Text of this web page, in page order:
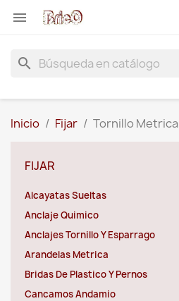

search
Inicio Fijar Tornillo Metrica
FIJAR
Alcayatas Sueltas
Anclaje Quimico
Anclajes Tornillo Y Esparrago
Arandelas Metrica
Bridas De Plastico Y Pernos
Cancamos Andamio